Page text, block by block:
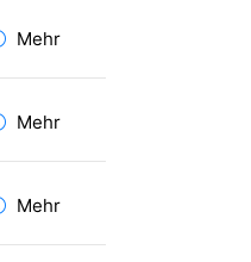
Mehr
Mehr
Mehr